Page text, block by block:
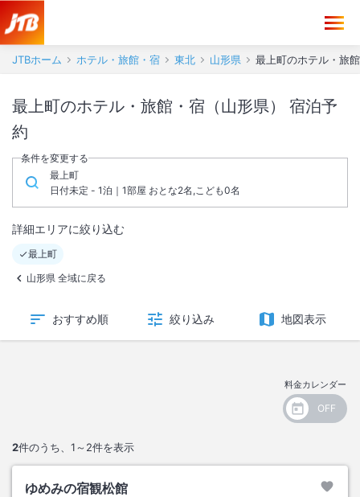
JTBホーム ホテル・旅館・宿 東北 山形県 最上町のホテル・旅
最上町のホテル・旅館・宿（山形県） 宿泊予
約
条件を変更する
最上町
日付未定 - 1泊｜1部屋 おとな2名,こども0名
詳細エリアに絞り込む
最上町
山形県 全域に戻る
おすすめ順 絞り込み 地図表示
料金カレンダー
2件のうち、 1～2件を表示
ゆめみの宿観松館